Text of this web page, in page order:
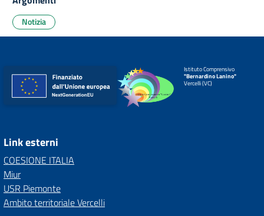
Notizia
Istituto Comprensivo
"Bernardino Lanino"
Vercelli (VC)
Link esterni
COESIONE ITALIA
Miur
USR Piemonte
Ambito territoriale Vercelli